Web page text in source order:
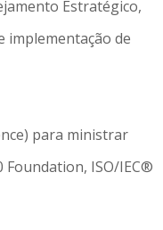
Estratégico,
implementação de
para ministrar
ISO/IEC®